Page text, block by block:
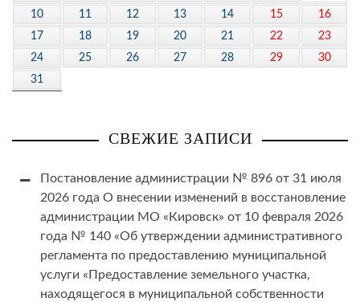
10
11 12 13 14 15
16
17
18 19 20 21 22
23
24
25 26 27 28 29
30
31
СВЕЖИЕ ЗАПИСИ
Постановление администрации № 896 от 31 июля
2026 года О внесении изменений в восстановление
администрации МО «Кировск» от 10 февраля 2026
года № 140 «Об утверждении административного
регламента по предоставлению муниципальной
услуги «Предоставление земельного участка,
находящегося в муниципальной собственности